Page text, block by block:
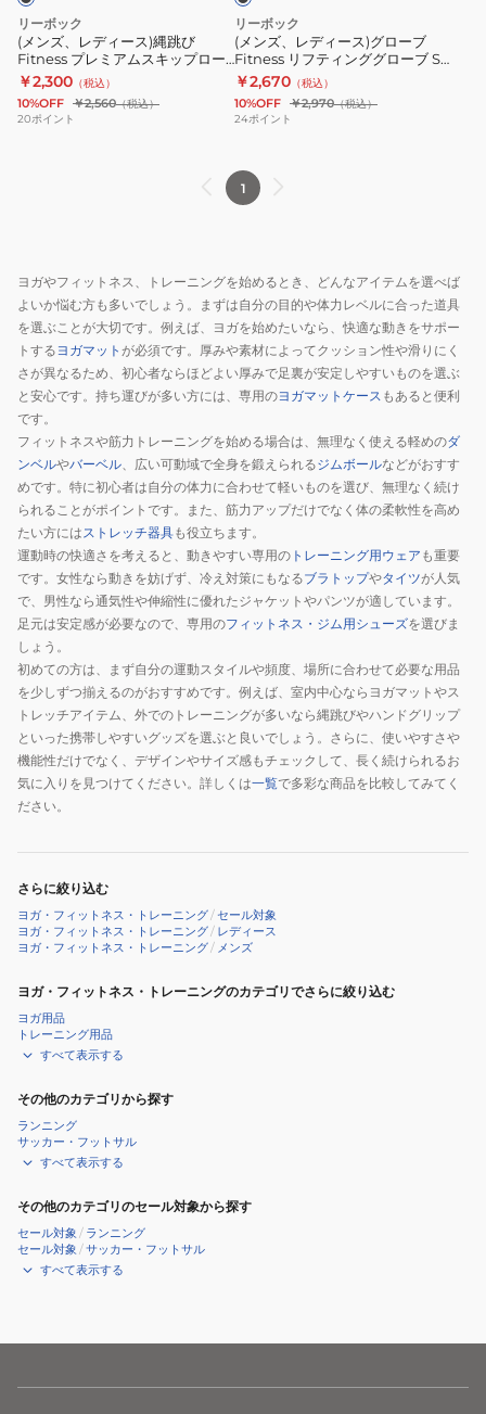
サ
イ
ズ
フ
ィ
1kg
黒
RAWT-
11261
重
ル
ウ
エ
イ
ト
ト
ー
ニ
ン
グ
2
個
セ
ッ
ト
LL
サ
イ
ズ
黒
21.5cm
RAGB-
レ
ー
ニ
ン
グ
グ
ー
ブ
滑
り
止
め
跳
び
Fitness
プ
レ
プ
ロ
ー
プ
赤
RARP-
12021
ト
レ
ー
ニ
ン
グ
エ
ク
サ
サ
イ
ズ
長
さ
可
ワ
ー
ア
ウ
ト
リーボック
(メンズ、レディース)縄跳び
Fitness プレミアムスキップロー
プ 赤 RARP-12021 トレーニング
エクササイズ 長さ調整可 ワーク
アウト
￥2,300 （税込）
10%OFF ￥2,560（税込）
20ポイント
ロ
ー
ブ
Fitness
リ
テ
ィ
グ
ロ
ー
ブ
S
サ
ズ
黒
17-
18cm
RAGB-
15613
ト
レ
ー
ニ
ン
グ
グ
ロ
止
め
リーボック
(メンズ、レディース)グローブ
Fitness リフティンググローブ S
サイズ 黒 17-18cm RAGB-15613
トレーニンググローブ 滑り止め
￥2,670 （税込）
10%OFF ￥2,970（税込）
24ポイント
1
ヨガやフィットネス、トレーニングを始めるとき、どんなアイテムを選べば
よいか悩む方も多いでしょう。まずは自分の目的や体力レベルに合った道具
を選ぶことが大切です。例えば、ヨガを始めたいなら、快適な動きをサポー
トするヨガマット が必須です。厚みや素材によってクッション性や滑りにく
さが異なるため、初心者ならほどよい厚みで足裏が安定しやすいものを選ぶ
と安心です。持ち運びが多い方には、専用のヨガマットケース もあると便利
です。
フィットネスや筋力トレーニングを始める場合は、無理なく使える軽めのダ
ンベルやバーベル、広い可動域で全身を鍛えられるジムボールなどがおすす
めです。特に初心者は自分の体力に合わせて軽いものを選び、無理なく続け
られることがポイントです。また、筋力アップだけでなく体の柔軟性を高め
たい方にはストレッチ器具も役立ちます。
運動時の快適さを考えると、動きやすい専用の トレーニング用ウェア も重要
です。女性なら動きを妨げず、冷え対策にもなるブラトップやタイツが人気
で、男性なら通気性や伸縮性に優れたジャケットやパンツが適しています。
足元は安定感が必要なので、専用のフィットネス・ジム用シューズを選びま
しょう。
初めての方は、まず自分の運動スタイルや頻度、場所に合わせて必要な用品
を少しずつ揃えるのがおすすめです。例えば、室内中心ならヨガマットやス
トレッチアイテム、外でのトレーニングが多いなら縄跳びやハンドグリップ
といった携帯しやすいグッズを選ぶと良いでしょう。さらに、使いやすさや
機能性だけでなく、デザインやサイズ感もチェックして、長く続けられるお
気に入りを見つけてください。詳しくは一覧で多彩な商品を比較してみてく
ださい。
さらに絞り込む
ヨガ・フィットネス・トレーニング/セール対象
ヨガ・フィットネス・トレーニング/ レディース
ヨガ・フィットネス・トレーニング/ メンズ
ヨガ・フィットネス・トレーニングのカテゴリでさらに絞り込む
ヨガ用品
トレーニング用品
すべて表示する
その他のカテゴリから探す
ランニング
サッカー・フットサル
すべて表示する
その他のカテゴリのセール対象から探す
セール対象 / ランニング
セール対象 /サッカー・フットサル
すべて表示する